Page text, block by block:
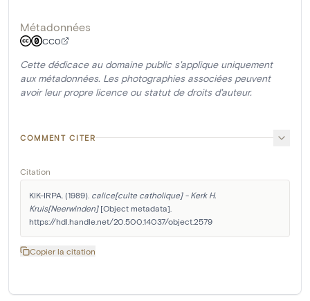
Métadonnées
CC0
Cette dédicace au domaine public s'applique uniquement
aux métadonnées. Les photographies associées peuvent
avoir leur propre licence ou statut de droits d'auteur.
COMMENT CITER
Citation
KIK-IRPA. (1989). calice[culte catholique] - Kerk H.
Kruis[Neerwinden] [Object metadata].
https://hdl.handle.net/20.500.14037/object.2579
Copier la citation